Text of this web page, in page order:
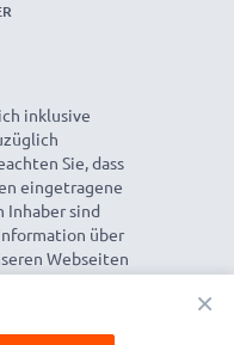
inklusive
Sie, dass
eingetragene
Inhaber sind
über
Webseiten
×